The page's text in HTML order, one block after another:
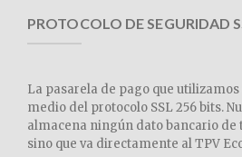
PROTOCOLO DE SEGURIDAD
La pasarela de pago que
medio del protocolo SSL 256 bits.
almacena ningún dato bancario de
sino que va directamente al TPV